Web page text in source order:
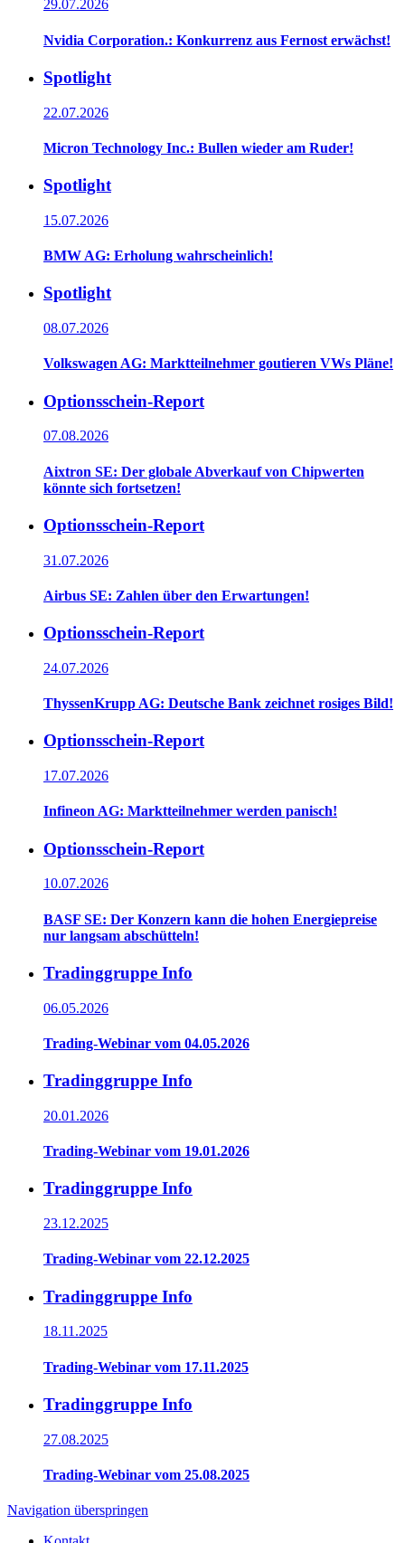
29.07.2026
Nvidia Corporation.: Konkurrenz aus Fernost erwächst!
Spotlight
22.07.2026
Micron Technology Inc.: Bullen wieder am Ruder!
Spotlight
15.07.2026
BMW AG: Erholung wahrscheinlich!
Spotlight
08.07.2026
Volkswagen AG: Marktteilnehmer goutieren VWs Pläne!
Optionsschein-Report
07.08.2026
Aixtron SE: Der globale Abverkauf von Chipwerten
könnte sich fortsetzen!
Optionsschein-Report
31.07.2026
Airbus SE: Zahlen über den Erwartungen!
Optionsschein-Report
24.07.2026
ThyssenKrupp AG: Deutsche Bank zeichnet rosiges Bild!
Optionsschein-Report
17.07.2026
Infineon AG: Marktteilnehmer werden panisch!
Optionsschein-Report
10.07.2026
BASF SE: Der Konzern kann die hohen Energiepreise
nur langsam abschütteln!
Tradinggruppe Info
06.05.2026
Trading-Webinar vom 04.05.2026
Tradinggruppe Info
20.01.2026
Trading-Webinar vom 19.01.2026
Tradinggruppe Info
23.12.2025
Trading-Webinar vom 22.12.2025
Tradinggruppe Info
18.11.2025
Trading-Webinar vom 17.11.2025
Tradinggruppe Info
27.08.2025
Trading-Webinar vom 25.08.2025
Navigation überspringen